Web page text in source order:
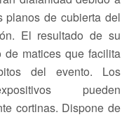
planos de cubierta del
El resultado de su
matices que facilita
del evento. Los
pueden
cortinas. Dispone de